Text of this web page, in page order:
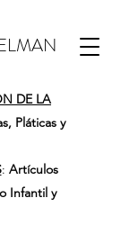
DE LA
Pláticas y
: Artículos
Infantil y